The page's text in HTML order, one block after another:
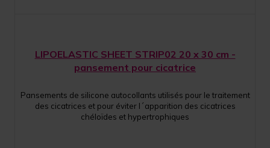
LIPOELASTIC SHEET STRIP02 20 x 30 cm -
pansement pour cicatrice
Pansements de silicone autocollants utilisés pour le traitement
des cicatrices et pour éviter l´apparition des cicatrices
chéloïdes et hypertrophiques